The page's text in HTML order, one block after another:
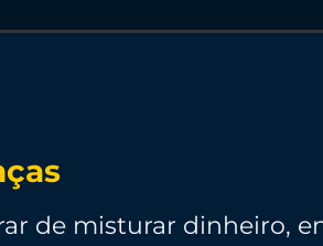
de misturar dinheiro,